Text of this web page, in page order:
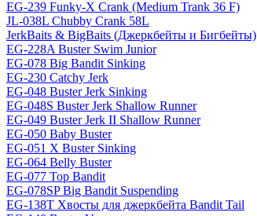
EG-239 Funky-X Crank (Medium Trank 36 F)
JL-038L Chubby Crank 58L
JerkBaits & BigBaits (Джеркбейты и Бигбейты)
EG-228A Buster Swim Junior
EG-078 Big Bandit Sinking
EG-230 Catchy Jerk
EG-048 Buster Jerk Sinking
EG-048S Buster Jerk Shallow Runner
EG-049 Buster Jerk II Shallow Runner
EG-050 Baby Buster
EG-051 X Buster Sinking
EG-064 Belly Buster
EG-077 Top Bandit
EG-078SP Big Bandit Suspending
EG-138T Хвосты для джеркбейта Bandit Tail